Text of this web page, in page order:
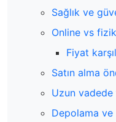
Sağlık ve
Online vs
Fiyat
Satın alma
Uzun
Depolama